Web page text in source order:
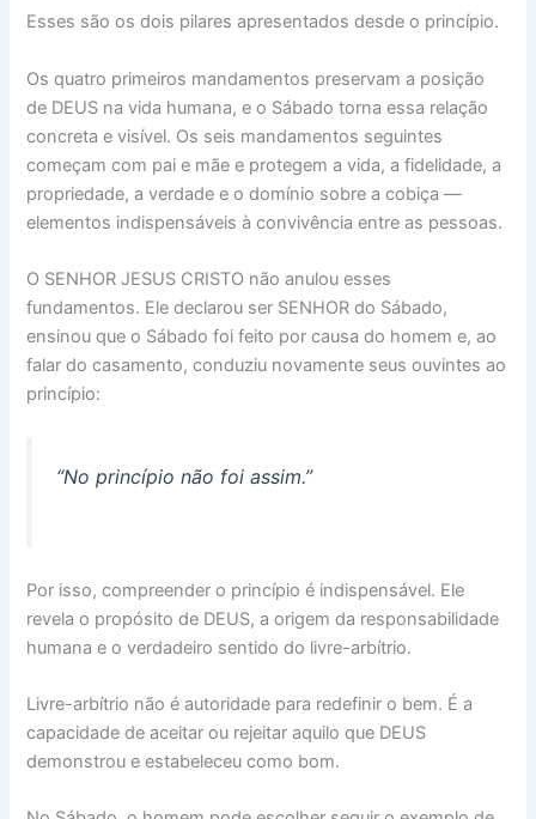
Esses são os dois pilares apresentados desde o princípio.
Os quatro primeiros mandamentos preservam a posição
de DEUS na vida humana, e o Sábado torna essa relação
concreta e visível. Os seis mandamentos seguintes
começam com pai e mãe e protegem a vida, a fidelidade, a
propriedade, a verdade e o domínio sobre a cobiça —
elementos indispensáveis à convivência entre as pessoas.
O SENHOR JESUS CRISTO não anulou esses
fundamentos. Ele declarou ser SENHOR do Sábado,
ensinou que o Sábado foi feito por causa do homem e, ao
falar do casamento, conduziu novamente seus ouvintes ao
princípio:
“No princípio não foi assim.”
Por isso, compreender o princípio é indispensável. Ele
revela o propósito de DEUS, a origem da responsabilidade
humana e o verdadeiro sentido do livre-arbítrio.
Livre-arbítrio não é autoridade para redefinir o bem. É a
capacidade de aceitar ou rejeitar aquilo que DEUS
demonstrou e estabeleceu como bom.